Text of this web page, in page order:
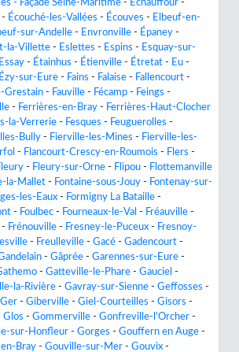
- Façade Seine-Maritime - Échauffour -
- Écouché-les-Vallées - Écouves - Elbeuf-en-
sur-Andelle - Envronville - Épaney -
la-Villette - Eslettes - Espins - Esquay-sur-
Essay - Étainhus - Étienville - Étretat - Eu -
Ézy-sur-Eure - Fains - Falaise - Fallencourt -
Grestain - Fauville - Fécamp - Feings -
- Ferrières-en-Bray - Ferrières-Haut-Clocher
la-Verrerie - Fesques - Feuguerolles -
Bully - Fierville-les-Mines - Fierville-les-
- Flancourt-Crescy-en-Roumois - Flers -
- Fleury-sur-Orne - Flipou - Flottemanville
la-Mallet - Fontaine-sous-Jouy - Fontenay-sur-
les-Eaux - Formigny La Bataille -
- Foulbec - Fourneaux-le-Val - Fréauville -
- Frénouville - Fresney-le-Puceux - Fresnoy-
- Freulleville - Gacé - Gadencourt -
- Gâprée - Garennes-sur-Eure -
- Gatteville-le-Phare - Gauciel -
la-Rivière - Gavray-sur-Sienne - Geffosses -
Ger - Giberville - Giel-Courteilles - Gisors -
Glos - Gommerville - Gonfreville-l'Orcher -
sur-Honfleur - Gorges - Gouffern en Auge -
Bray - Gouville-sur-Mer - Gouvix -